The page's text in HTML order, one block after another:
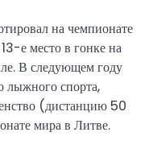
на чемпионате
е место в гонке на
В следующем году
лыжного спорта,
(дистанцию 50
мира в Литве.